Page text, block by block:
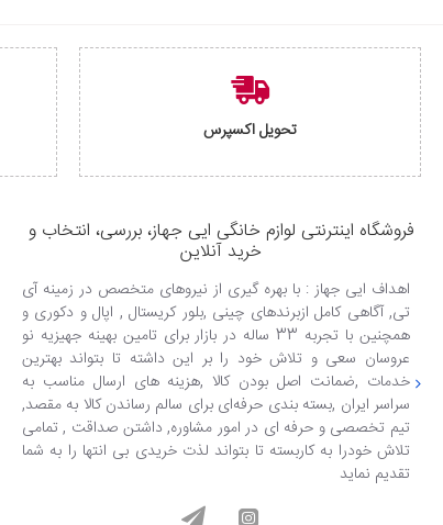
تحویل اکسپرس
فروشگاه اینترنتی لوازم خانگی ایی جهاز، بررسی، انتخاب و
خرید آنلاین
اهداف ایی جهاز : با بهره گیری از نیروهای متخصص در زمینه آی
تی, آگاهی کامل ازبرندهای چینی ,بلور کریستال , اپال و دکوری و
همچنین با تجربه 33 ساله در بازار برای تامین بهینه جهیزیه نو
عروسان سعی و تلاش خود را بر این داشته تا بتواند بهترین
خدمات ,ضمانت اصل بودن کالا ,هزینه های ارسال مناسب به
سراسر ایران ,بسته بندی حرفه‌ای برای سالم رساندن کالا به مقصد,
تیم تخصصی و حرفه ای در امور مشاوره, داشتن صداقت , تمامی
تلاش خودرا به کاربسته تا بتواند لذت خریدی بی انتها را به شما
تقدیم نماید